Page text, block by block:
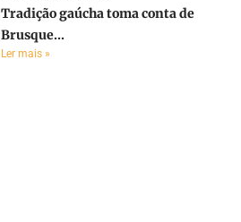
Tradição gaúcha toma conta de
Brusque...
Ler mais »